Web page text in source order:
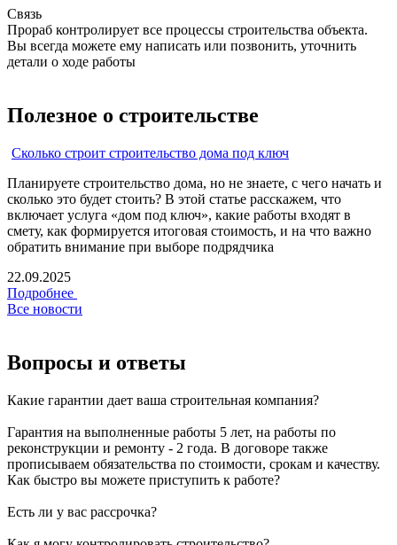
Связь
Прораб контролирует все процессы строительства объекта.
Вы всегда можете ему написать или позвонить, уточнить
детали о ходе работы
Полезное о строительстве
Сколько строит строительство дома под ключ
Планируете строительство дома, но не знаете, с чего начать и
сколько это будет стоить? В этой статье расскажем, что
включает услуга «дом под ключ», какие работы входят в
смету, как формируется итоговая стоимость, и на что важно
обратить внимание при выборе подрядчика
22.09.2025
Подробнее
Все новости
Вопросы и ответы
Какие гарантии дает ваша строительная компания?
Гарантия на выполненные работы 5 лет, на работы по
реконструкции и ремонту - 2 года. В договоре также
прописываем обязательства по стоимости, срокам и качеству.
Как быстро вы можете приступить к работе?
Есть ли у вас рассрочка?